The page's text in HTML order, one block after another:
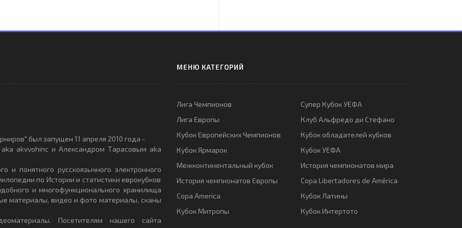
был запущен 11 апреля 2010 года -
akvvohinc и Александром Тарасовым aka
и понятного русскоязычного электронного
по Истории и статистики еврокубков
и многофункционального хранилища
материалы, видео и фото материалы, сканы
Посетителям нашего сайта
МЕНЮ КАТЕГОРИЙ
Лига Чемпионов
Лига Европы
Кубок Европейских Чемпионов
Кубок Ярмарок
Межконтинентальный кубок
История чемпионатов Европы
Copa America
Кубок Митропы
Супер Кубок УЕФА
Клуб Альфредо ди Стефано
Кубок обладателей кубков
Кубок УЕФА
История чемпионатов мира
Copa Libertadores de América
Кубок Латины
Кубок Интертото